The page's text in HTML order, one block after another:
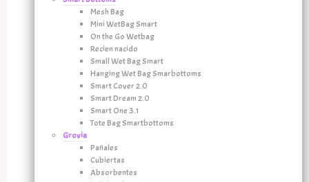
Mesh Bag
Mini WetBag Smart
On the Go Wetbag
Recien nacido
Small Wet Bag Smart
Hanging Wet Bag Smarbottoms
Smart Cover 2.0
Smart Dream 2.0
Smart One 3.1
Tote Bag Smartbottoms
Grovia
Pañales
Cubiertas
Absorbentes